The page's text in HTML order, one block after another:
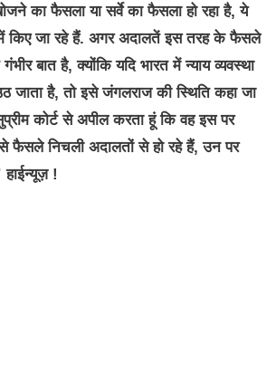
का फैसला या सर्वे का फैसला हो रहा है, ये
किए जा रहे हैं. अगर अदालतें इस तरह के फैसले
बात है, क्योंकि यदि भारत में न्याय व्यवस्था
जाता है, तो इसे जंगलराज की स्थिति कहा जा
कोर्ट से अपील करता हूं कि वह इस पर
फैसले निचली अदालतों से हो रहे हैं, उन पर
!